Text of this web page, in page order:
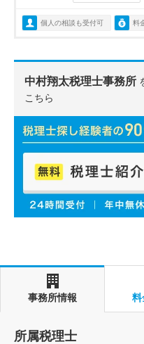
個人の相談も受付可 料
中村翔太税理士事務所
こちら
事務所情報 料
所属税理士